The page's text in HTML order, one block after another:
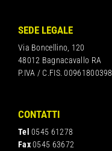
SEDE LEGALE
Via Boncellino, 120
48012 Bagnacavallo RA
P.IVA / C.FIS. 00961800398
CONTATTI
Tel 0545 61278
Fax0545 63672